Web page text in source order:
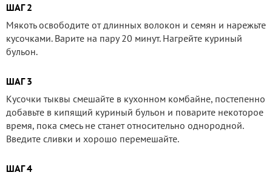
ШАГ 2
Мякоть освободите от длинных волокон и семян и нарежьте
кусочками. Варите на пару 20 минут. Нагрейте куриный
бульон.
ШАГ 3
Кусочки тыквы смешайте в кухонном комбайне, постепенно
добавьте в кипящий куриный бульон и поварите некоторое
время, пока смесь не станет относительно однородной.
Введите сливки и хорошо перемешайте.
ШАГ 4